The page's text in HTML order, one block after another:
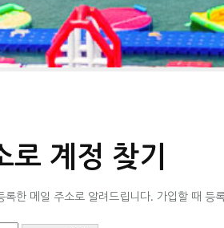
로 계정 찾기
록한 메일 주소로 알려드립니다. 가입할 때